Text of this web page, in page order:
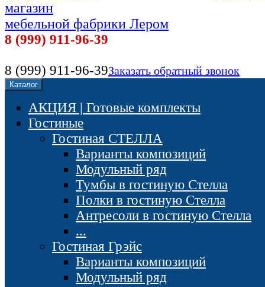
магазин
мебельной фабрики Лером
8 (999) 911-96-39
8 (999) 911-96-39Заказать обратный звонок
Каталог
АКЦИЯ | Готовые комплекты
Гостиные
Гостиная СТЕЛЛА
Варианты композиций
Модульный ряд
Тумбы в гостиную Стелла
Полки в гостиную Стелла
Антресоли в гостиную Стелла
...
Гостиная Грэйс
Варианты композиций
Модульный ряд